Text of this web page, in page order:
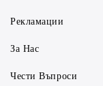
Рекламации
За Нас
Чести Въпроси